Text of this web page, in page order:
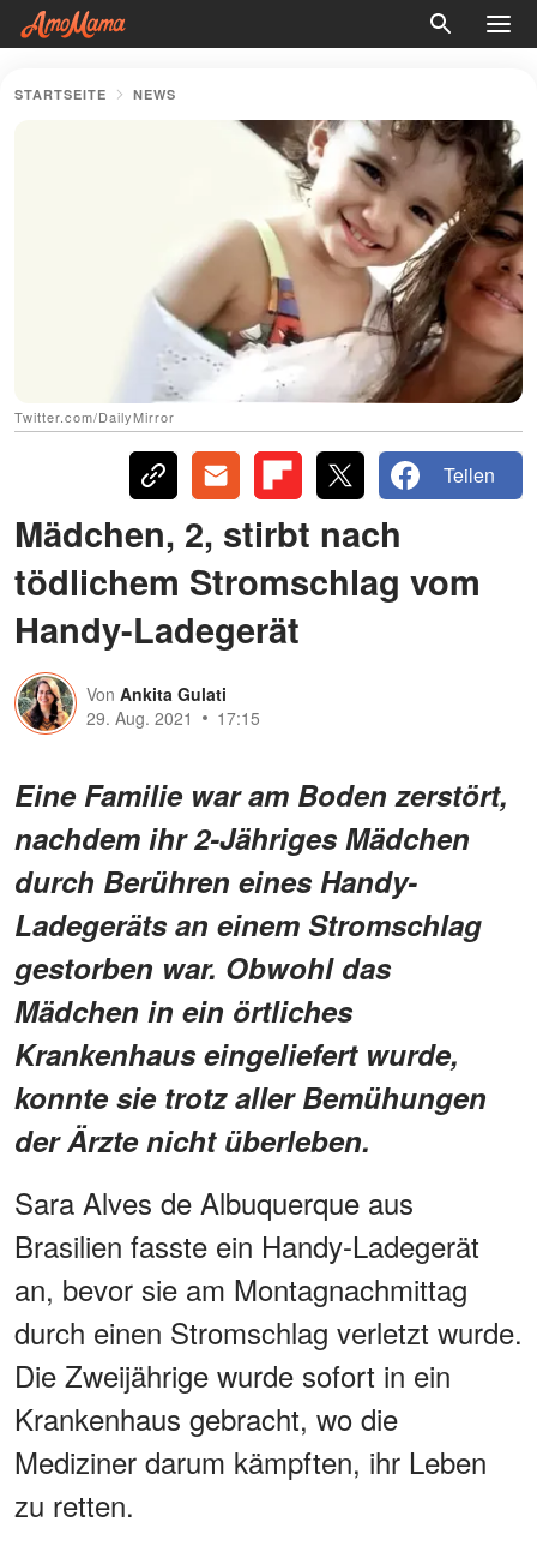
STARTSEITE NEWS
Twitter.com/DailyMirror
Teilen
Mädchen, 2, stirbt nach
tödlichem Stromschlag vom
Handy-Ladegerät
Von Ankita Gulati
29. Aug. 2021
17:15
Eine Familie war am Boden zerstört,
nachdem ihr 2-Jähriges Mädchen
durch Berühren eines Handy-
Ladegeräts an einem Stromschlag
gestorben war. Obwohl das
Mädchen in ein örtliches
Krankenhaus eingeliefert wurde,
konnte sie trotz aller Bemühungen
der Ärzte nicht überleben.
Sara Alves de Albuquerque aus
Brasilien fasste ein Handy-Ladegerät
an, bevor sie am Montagnachmittag
durch einen Stromschlag verletzt wurde.
Die Zweijährige wurde sofort in ein
Krankenhaus gebracht, wo die
Mediziner darum kämpften, ihr Leben
zu retten.